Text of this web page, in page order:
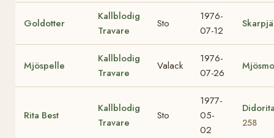
Goldotter
Kallblodig
Travare
Sto
1976-
07-12
Mjöspelle
Kallblodig
Travare
Valack
1976-
07-26
Rita Best
Kallblodig
Travare
Sto
1977-
05-
02
258